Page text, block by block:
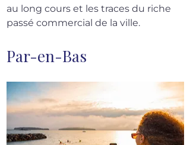
au long cours et les traces du riche
passé commercial de la ville.
Par-en-Bas